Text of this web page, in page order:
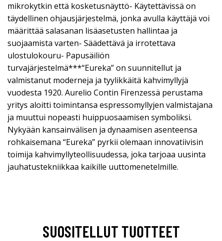
mikrokytkin että kosketusnäyttö- Käytettävissä on
täydellinen ohjausjärjestelmä, jonka avulla käyttäjä voi
määrittää salasanan lisäasetusten hallintaa ja
suojaamista varten- Säädettävä ja irrotettava
ulostulokouru- Papusäiliön
turvajärjestelmä***“Eureka” on suunnitellut ja
valmistanut moderneja ja tyylikkäitä kahvimyllyjä
vuodesta 1920. Aurelio Contin Firenzessä perustama
yritys aloitti toimintansa espressomyllyjen valmistajana
ja muuttui nopeasti huippuosaamisen symboliksi.
Nykyään kansainvälisen ja dynaamisen asenteensa
rohkaisemana “Eureka” pyrkii olemaan innovatiivisin
toimija kahvimyllyteollisuudessa, joka tarjoaa uusinta
jauhatustekniikkaa kaikille uuttomenetelmille.
SUOSITELLUT TUOTTEET